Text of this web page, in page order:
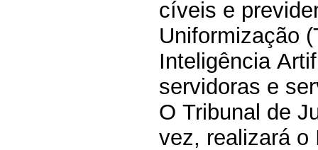
cíveis e
Uniformização
Inteligência
servidoras e
O Tribunal de
vez, realizará